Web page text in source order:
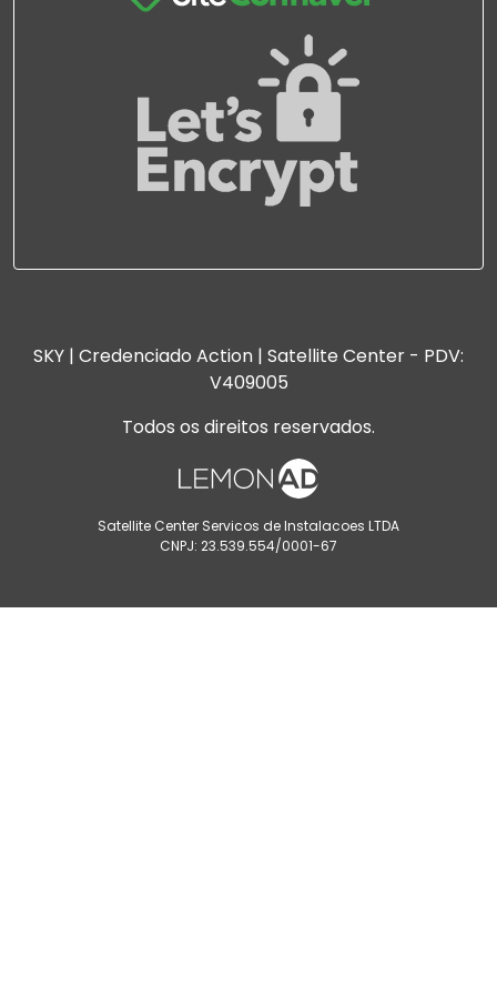
SKY | Credenciado Action | Satellite Center - PDV:
V409005
Todos os direitos reservados.
Satellite Center Servicos de Instalacoes LTDA
CNPJ: 23.539.554/0001-67